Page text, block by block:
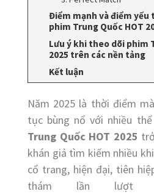
Điểm mạnh và điểm yếu
phim Trung Quốc HOT
Lưu ý khi theo dõi phim
2025 trên các nền tảng
Kết luận
Năm 2025 là thời điểm
tục bùng nổ với nhiều
Trung Quốc HOT 2025
khán giả tìm kiếm nhiều
cổ trang, hiện đại, tiên
thám lần lượt